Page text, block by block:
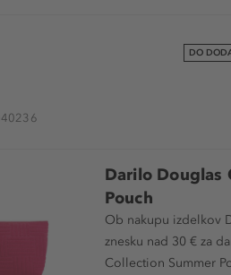
DO
Darilo Douglas
Pouch
Ob nakupu izdelkov
znesku nad 30 € za
Collection Summer